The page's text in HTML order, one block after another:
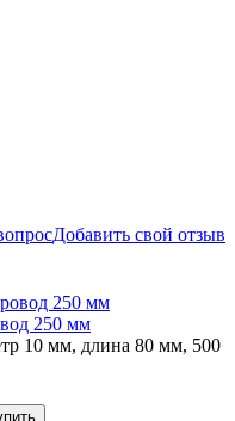
Добавить свой отзыв
250 мм
10 мм, длина 80 мм, 500